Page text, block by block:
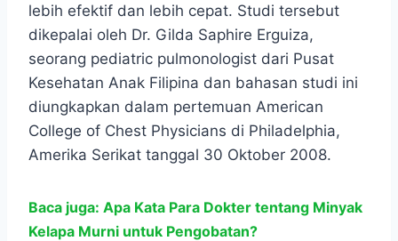
lebih efektif dan lebih cepat. Studi tersebut
dikepalai oleh Dr. Gilda Saphire Erguiza,
seorang pediatric pulmonologist dari Pusat
Kesehatan Anak Filipina dan bahasan studi ini
diungkapkan dalam pertemuan American
College of Chest Physicians di Philadelphia,
Amerika Serikat tanggal 30 Oktober 2008.
Baca juga: Apa Kata Para Dokter tentang Minyak
Kelapa Murni untuk Pengobatan?